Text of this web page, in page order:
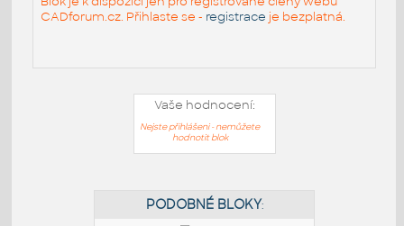
CADforum.cz. Přihlaste se - registrace je bezplatná.
Vaše hodnocení:
Nejste přihlášeni - nemůžete
hodnotit blok